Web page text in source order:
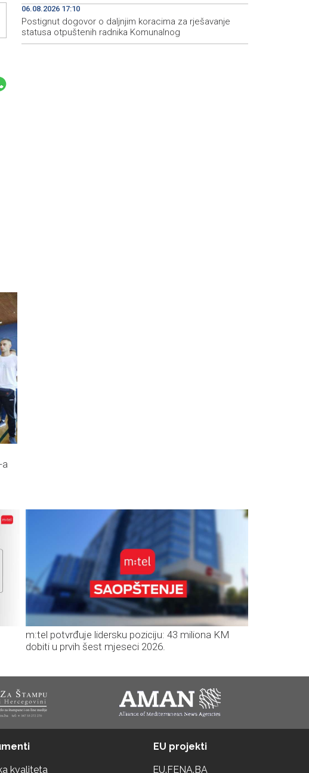
06.08.2026 17:10
Postignut dogovor o daljnjim koracima za rješavanje
statusa otpuštenih radnika Komunalnog
a
m:tel potvrđuje lidersku poziciju: 43 miliona KM
dobiti u prvih šest mjeseci 2026.
kvaliteta
EU projekti
EU.FENA.BA